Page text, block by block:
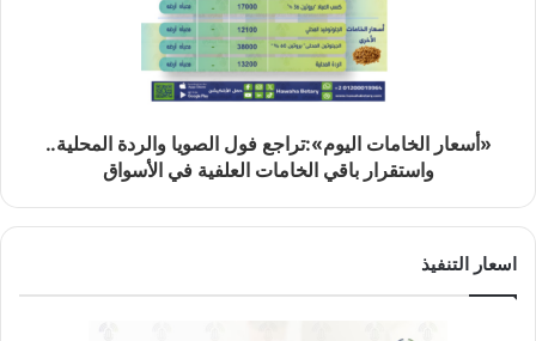
«أسعار الخامات اليوم»:تراجع فول الصويا والردة المحلية..
واستقرار باقي الخامات العلفية في الأسواق
اسعار التنفيذ